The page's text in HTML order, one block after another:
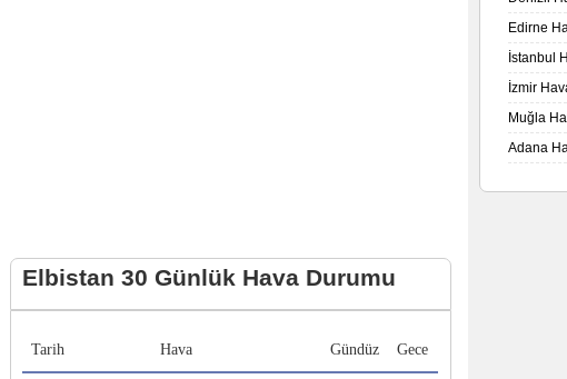
Elbistan 30 Günlük Hava Durumu
Tarih Hava Gündüz Gece
Edirne
İstanbul
İzmir
Muğla
Adana